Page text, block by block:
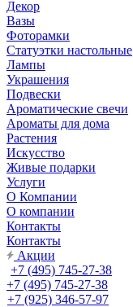
Декор
Вазы
Фоторамки
Статуэтки настольные
Лампы
Украшения
Подвески
Ароматические свечи
Ароматы для дома
Растения
Искусство
Живые подарки
Услуги
О Компании
О компании
Контакты
Контакты
Акции
+7 (495) 745-27-38
+7 (495) 745-27-38
+7 (925) 346-57-97